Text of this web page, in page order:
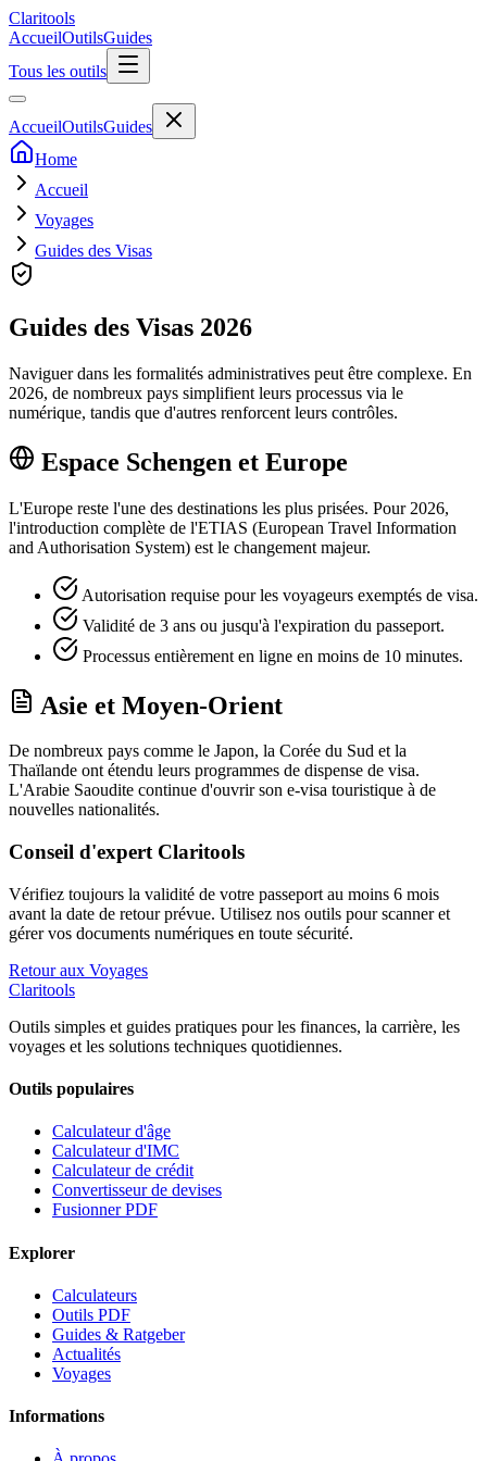
Claritools
AccueilOutilsGuides
Tous les outils
AccueilOutilsGuides
Home
Accueil
Voyages
Guides des Visas
Guides des Visas 2026
Naviguer dans les formalités administratives peut être complexe. En
2026, de nombreux pays simplifient leurs processus via le
numérique, tandis que d'autres renforcent leurs contrôles.
Espace Schengen et Europe
L'Europe reste l'une des destinations les plus prisées. Pour 2026,
l'introduction complète de l'ETIAS (European Travel Information
and Authorisation System) est le changement majeur.
Autorisation requise pour les voyageurs exemptés de visa.
Validité de 3 ans ou jusqu'à l'expiration du passeport.
Processus entièrement en ligne en moins de 10 minutes.
Asie et Moyen-Orient
De nombreux pays comme le Japon, la Corée du Sud et la
Thaïlande ont étendu leurs programmes de dispense de visa.
L'Arabie Saoudite continue d'ouvrir son e-visa touristique à de
nouvelles nationalités.
Conseil d'expert Claritools
Vérifiez toujours la validité de votre passeport au moins 6 mois
avant la date de retour prévue. Utilisez nos outils pour scanner et
gérer vos documents numériques en toute sécurité.
Retour aux Voyages
Claritools
Outils simples et guides pratiques pour les finances, la carrière, les
voyages et les solutions techniques quotidiennes.
Outils populaires
Calculateur d'âge
Calculateur d'IMC
Calculateur de crédit
Convertisseur de devises
Fusionner PDF
Explorer
Calculateurs
Outils PDF
Guides & Ratgeber
Actualités
Voyages
Informations